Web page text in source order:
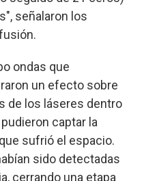
señalaron los
ondas que
un efecto sobre
de los láseres dentro
captar la
sufrió el espacio.
sido detectadas
cerrando una etapa